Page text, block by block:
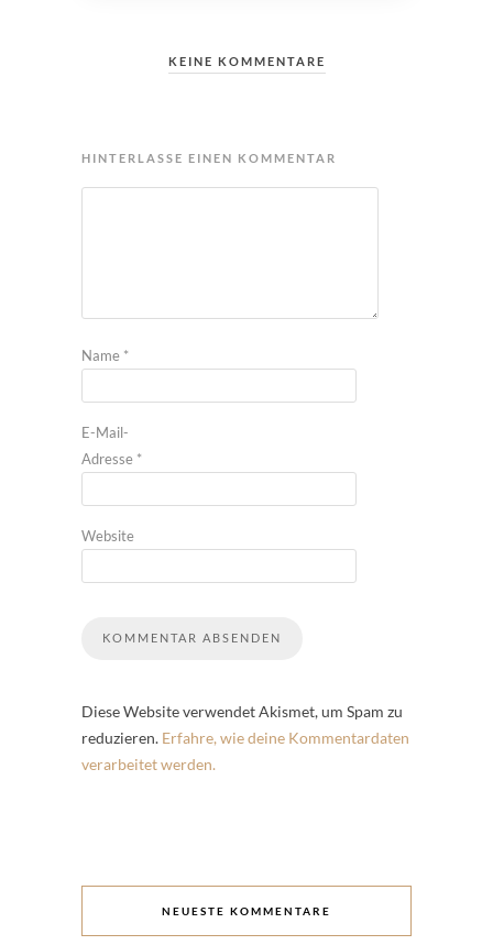
KEINE KOMMENTARE
HINTERLASSE EINEN KOMMENTAR
Name *
E-Mail-
Adresse *
Website
Diese Website verwendet Akismet, um Spam zu
reduzieren. Erfahre, wie deine Kommentardaten
verarbeitet werden.
NEUESTE KOMMENTARE